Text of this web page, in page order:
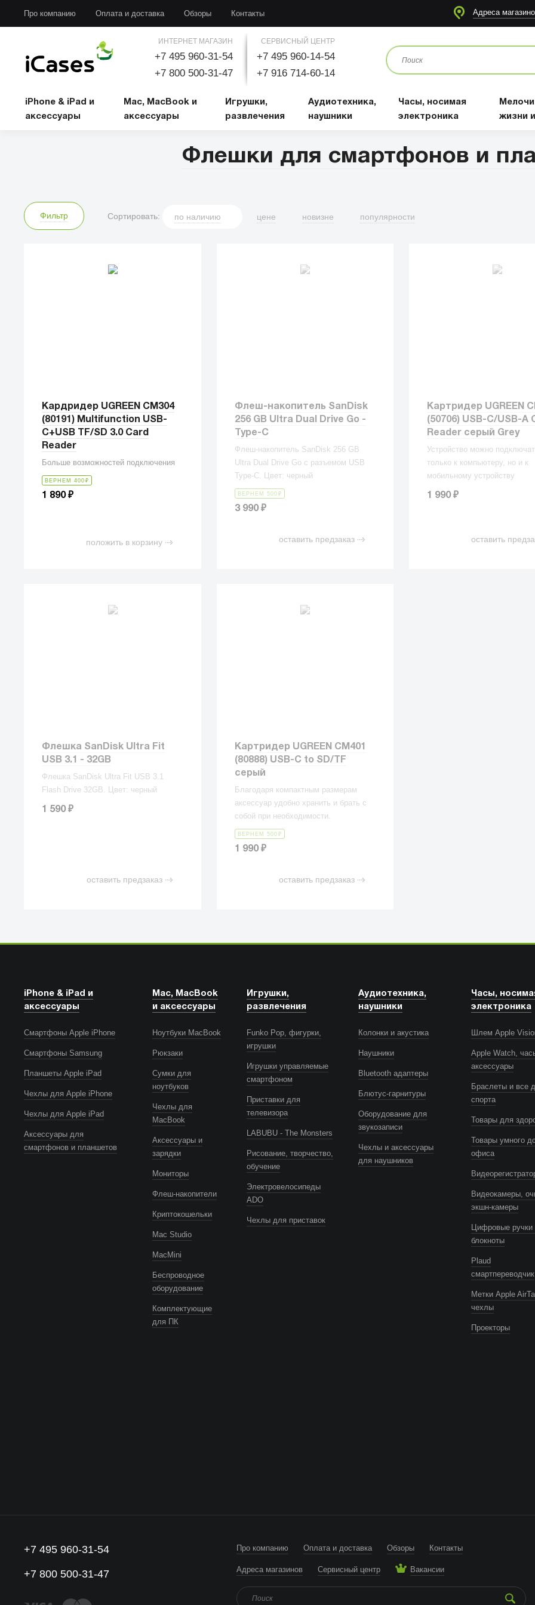
Про компанию Оплата и доставка Обзоры Контакты Адреса
ИНТЕРНЕТ МАГАЗИН
+7 495 960-31-54
+7 800 500-31-47
СЕРВИСНЫЙ ЦЕНТР
+7 495 960-14-54
+7 916 714-60-14
iPhone & iPad и
аксессуары
Mac, MacBook и
аксессуары
Игрушки,
развлечения
Аудиотехника,
наушники
Часы, носимая
электроника
жизни
Флешки для смартфонов и
Фильтр Сортировать: по наличию цене новизне популярности
Кардридер UGREEN CM304
(80191) Multifunction USB-
C+USB TF/SD 3.0 Card
Reader
Больше возможностей подключения
ВЕРНЕМ 400 ₽
1 890₽
положить в корзину
Флеш-накопитель SanDisk
256 GB Ultra Dual Drive Go -
Type-C
Флеш-накопитель SanDisk 256 GB
Ultra Dual Drive Go с разъемом USB
Type-C. Цвет: черный
ВЕРНЕМ 500 ₽
3 990 ₽
оставить предзаказ
Картридер UGREEN
(50706) USB-C/USB-A
Reader серый Grey
Устройство можно
только к компьютеру, но и к
мобильному устройству
1 990 ₽
оставить
Флешка SanDisk Ultra Fit
USB 3.1 - 32GB
Флешка SanDisk Ultra Fit USB 3.1
Flash Drive 32GB. Цвет: черный
1 590₽
оставить предзаказ
Картридер UGREEN CM401
(80888) USB-C to SD/TF
серый
Благодаря компактным размерам
аксессуар удобно хранить и брать с
собой при необходимости.
ВЕРНЕМ 500 ₽
1 990 ₽
оставить предзаказ
iPhone & iPad и
аксессуары
Смартфоны Apple iPhone
Смартфоны Samsung
Планшеты Apple iPad
Чехлы для Apple iPhone
Чехлы для Apple iPad
Аксессуары для
смартфонов и планшетов
Mac, MacBook
и аксессуары
Ноутбуки MacBook
Рюкзаки
Сумки для
ноутбуков
Чехлы для
MacBook
Аксессуары и
зарядки
Мониторы
Флеш-накопители
Криптокошельки
Mac Studio
MacMini
Беспроводное
оборудование
Комплектующие
для ПК
Игрушки,
развлечения
Funko Pop, фигурки,
игрушки
Игрушки управляемые
смартфоном
Приставки для
телевизора
LABUBU - The Monsters
Рисование, творчество,
обучение
Электровелосипеды
ADO
Чехлы для приставок
Аудиотехника,
наушники
Колонки и акустика
Наушники
Bluetooth адаптеры
Блютус-гарнитуры
Оборудование для
звукозаписи
Чехлы и аксессуары
для наушников
Часы,
электроника
Шлем Apple
Apple Watch,
аксессуары
Браслеты и все
спорта
Товары для
Товары умного
офиса
Видеокамеры,
экшн-камеры
Цифровые ручки
блокноты
Plaud
смартпереводчик
Метки Apple
чехлы
Проекторы
+7 495 960-31-54
+7 800 500-31-47
Про компанию Оплата и доставка Обзоры Контакты
Адреса магазинов Сервисный центр Вакансии